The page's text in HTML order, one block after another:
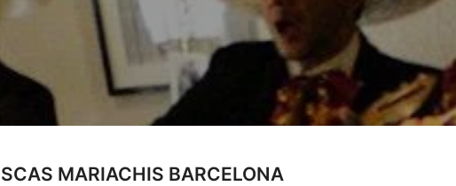
MARIACHIS BARCELONA